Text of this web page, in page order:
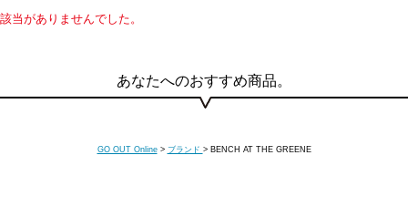
該当がありませんでした。
あなたへのおすすめ商品。
GO OUT Online > ブランド > BENCH AT THE GREENE